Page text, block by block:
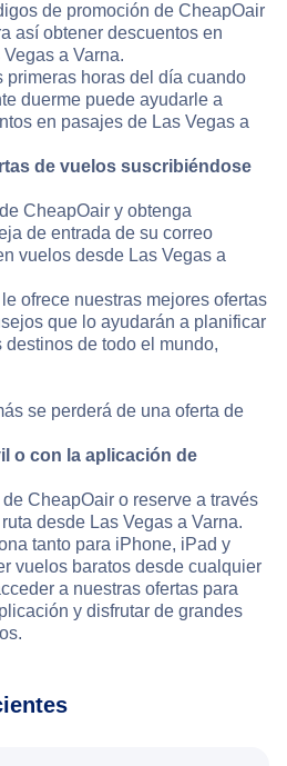
de promoción de CheapOair
así obtener descuentos en
a Varna.
primeras horas del día cuando
duerme puede ayudarle a
en pasajes de Las Vegas a
de vuelos suscribiéndose
CheapOair y obtenga
de entrada de su correo
vuelos desde Las Vegas a
ofrece nuestras mejores ofertas
que lo ayudarán a planificar
de todo el mundo,
se perderá de una oferta de
o con la aplicación de
CheapOair o reserve a través
desde Las Vegas a Varna.
tanto para iPhone, iPad y
vuelos baratos desde cualquier
a nuestras ofertas para
y disfrutar de grandes